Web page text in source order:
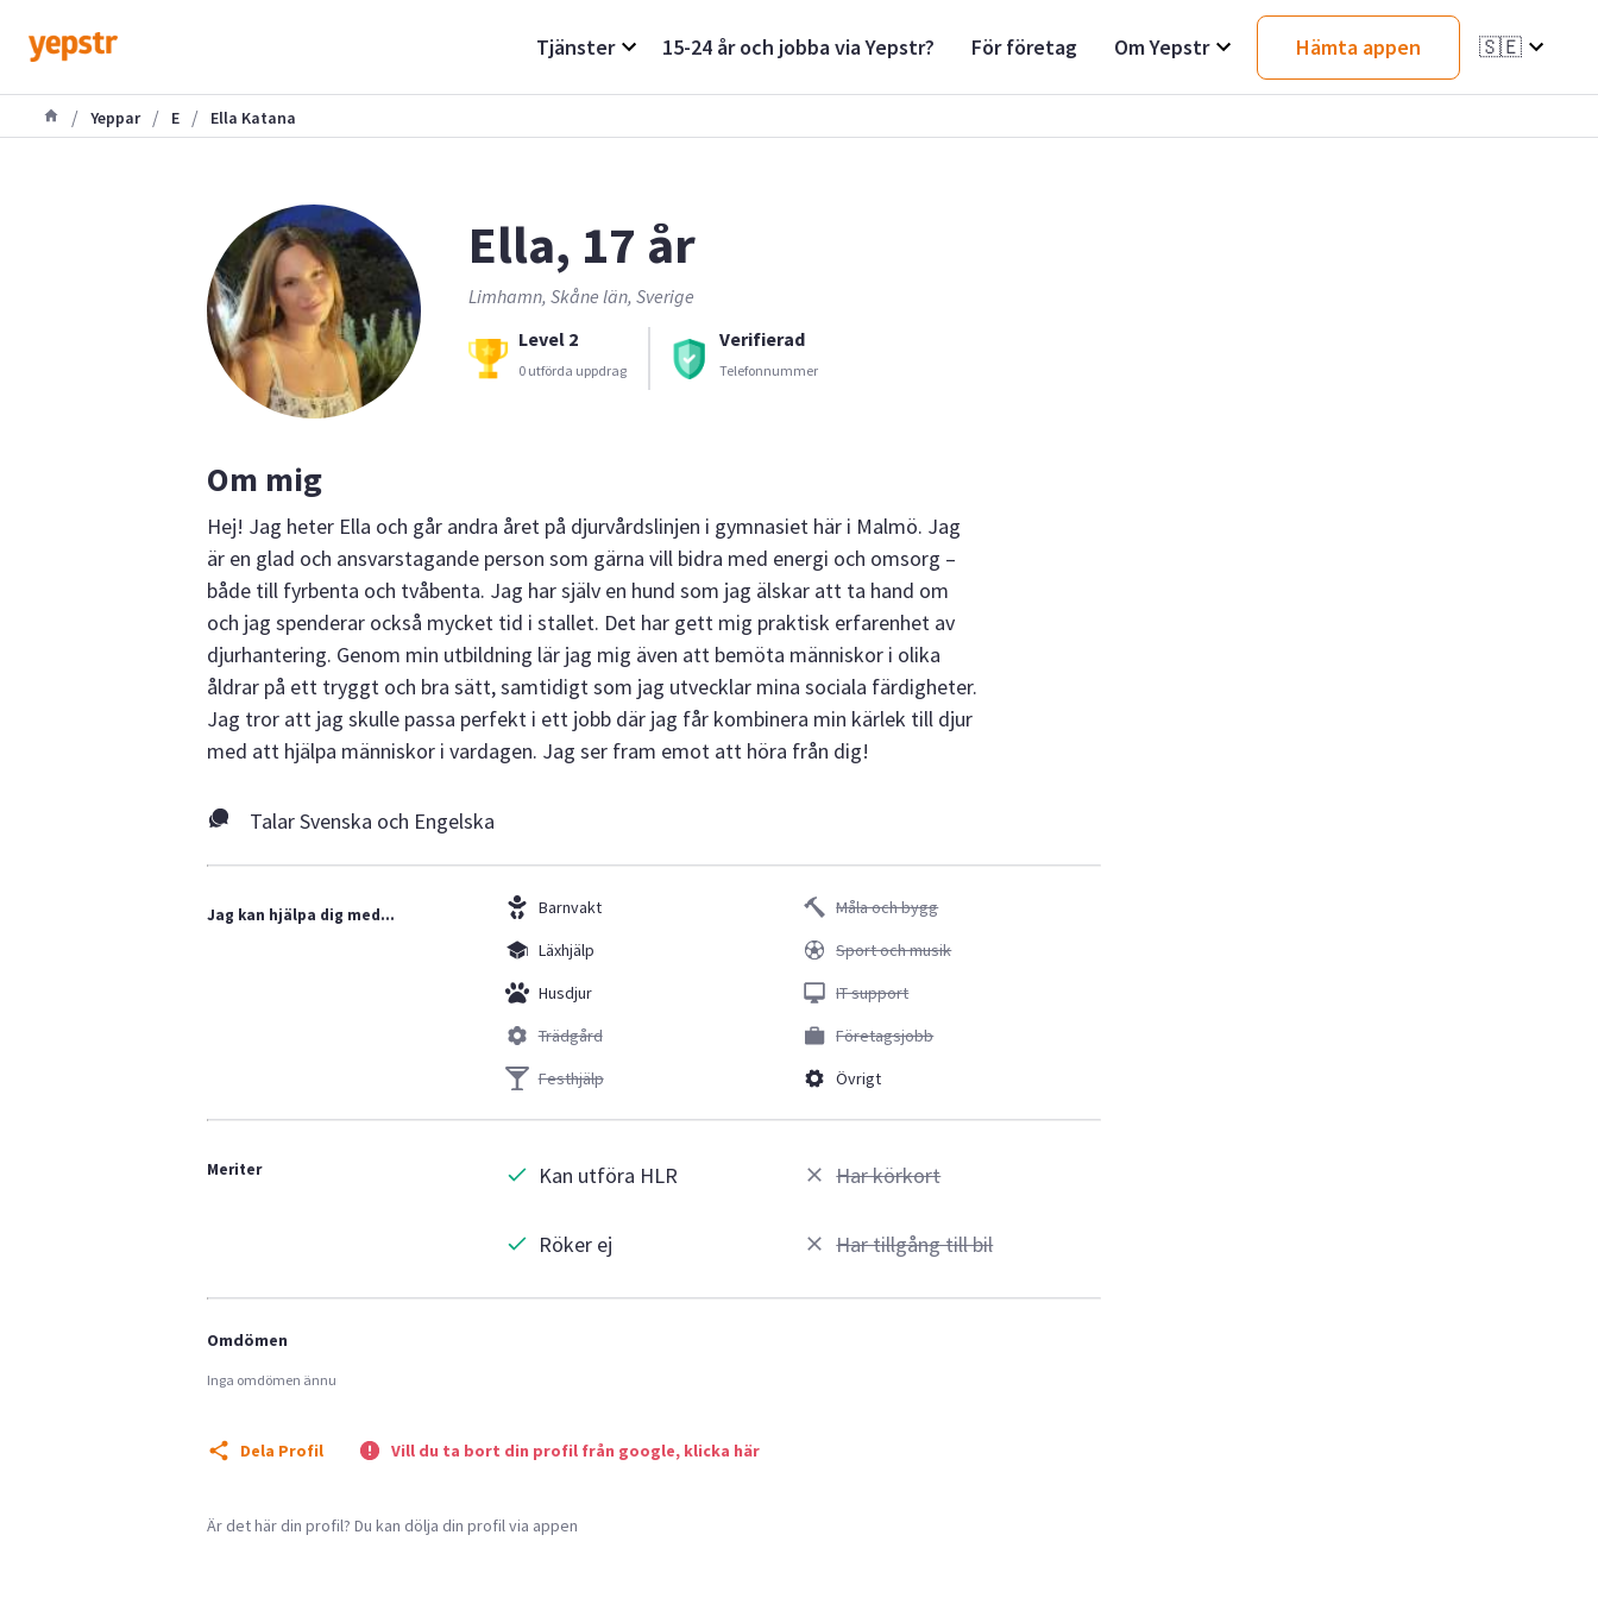
Tjänster 15-24 år och jobba via Yepstr? För företag Om Yepstr Hämta appen 🇸🇪
/ Yeppar / E / Ella Katana
Ella, 17 år
Limhamn, Skåne län, Sverige
Level 2
0 utförda uppdrag
Verifierad
Telefonnummer
Om mig
Hej! Jag heter Ella och går andra året på djurvårdslinjen i gymnasiet här i Malmö. Jag
är en glad och ansvarstagande person som gärna vill bidra med energi och omsorg –
både till fyrbenta och tvåbenta. Jag har själv en hund som jag älskar att ta hand om
och jag spenderar också mycket tid i stallet. Det har gett mig praktisk erfarenhet av
djurhantering. Genom min utbildning lär jag mig även att bemöta människor i olika
åldrar på ett tryggt och bra sätt, samtidigt som jag utvecklar mina sociala färdigheter.
Jag tror att jag skulle passa perfekt i ett jobb där jag får kombinera min kärlek till djur
med att hjälpa människor i vardagen. Jag ser fram emot att höra från dig!
Talar Svenska och Engelska
Jag kan hjälpa dig med...
Barnvakt
Läxhjälp
Husdjur
Trädgård
Festhjälp
Måla och bygg
Sport och musik
IT support
Företagsjobb
Övrigt
Meriter Kan utföra HLR
Röker ej
Har körkort
Har tillgång till bil
Omdömen
Inga omdömen ännu
Dela Profil Vill du ta bort din profil från google, klicka här
Är det här din profil? Du kan dölja din profil via appen